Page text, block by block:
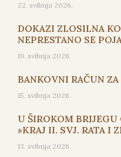
22. svibnja 2026.
DOKAZI ZLOSILNA
NEPRESTANO SE
19. svibnja 2026.
BANKOVNI RAČUN
15. svibnja 2026.
U ŠIROKOM
»KRAJ II. SVJ. RATA I
13. svibnja 2026.